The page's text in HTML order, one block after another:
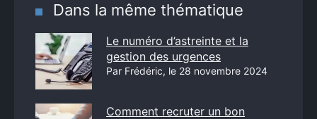
Dans la même thématique
Le numéro d’astreinte et la
gestion des urgences
Par Frédéric, le 28 novembre 2024
Comment recruter un bon